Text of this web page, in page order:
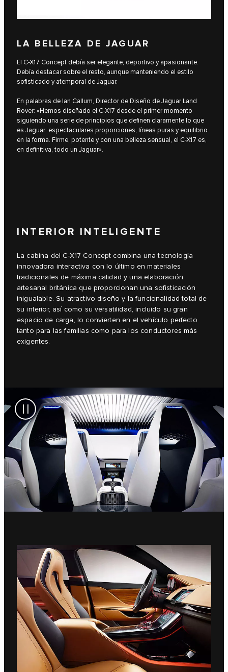
LA BELLEZA DE JAGUAR
El C-X17 Concept debía ser elegante, deportivo y apasionante.
Debía destacar sobre el resto, aunque manteniendo el estilo
sofisticado y atemporal de Jaguar.
En palabras de Ian Callum, Director de Diseño de Jaguar Land
Rover: «Hemos diseñado el C-X17 desde el primer momento
siguiendo una serie de principios que definen claramente lo que
es Jaguar: espectaculares proporciones, líneas puras y equilibrio
en la forma. Firme, potente y con una belleza sensual, el C-X17 es,
en definitiva, todo un Jaguar».
INTERIOR INTELIGENTE
La cabina del C-X17 Concept combina una tecnología
innovadora interactiva con lo último en materiales
tradicionales de máxima calidad y una elaboración
artesanal británica que proporcionan una sofisticación
inigualable. Su atractivo diseño y la funcionalidad total de
su interior, así como su versatilidad, incluido su gran
espacio de carga, lo convierten en el vehículo perfecto
tanto para las familias como para los conductores más
exigentes.